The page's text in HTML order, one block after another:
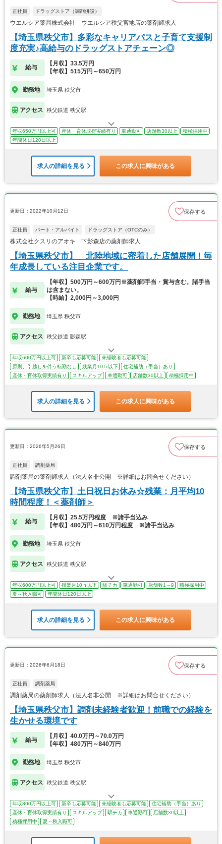
正社員 ドラッグストア（調剤併設）
ウエルシア薬局株式会社 ウエルシア秩父宮地店の薬剤師求人
【埼玉県秩父市】多彩なキャリアパスと子育て支援制
度充実♪高給与のドラッグストアチェーン◎
給与
【月収】33.5万円
【年収】515万円～650万円
勤務地 埼玉県 秩父市
アクセス 秩父鉄道 秩父駅
年収650万円以上可 産休・育休取得実績有り 車通勤可 店舗数30以上
積極採用中
年間休日120日以上
求人の詳細を見る この求人に興味がある
更新日：2022年10月12日 保存する
正社員 パート・アルバイト ドラッグストア（OTCのみ）
株式会社クスリのアオキ 下影森店の薬剤師求人
【埼玉県秩父市】 北陸地域に密着した店舗展開！毎
年成長している注目企業です。
給与
【年収】500万円～600万円※薬剤師手当・賞与含む。諸手当
は含まない。
【時給】2,000円～3,000円
勤務地 埼玉県 秩父市
アクセス 秩父鉄道 影森駅
年収600万円以上可 新卒も応募可能
未経験者も応募可能
原則、引越しを伴う転勤なし
残業月10ｈ以下
住宅補助（手当）あり
産休・育休取得実績有り
スキルアップ 車通勤可 店舗数30以上 積極採用中
求人の詳細を見る この求人に興味がある
更新日：2026年5月26日 保存する
正社員 調剤薬局
調剤薬局の薬剤師求人（法人名非公開 ※詳細はお問合せください）
【埼玉県秩父市】土日祝日お休み☆残業：月平均10
時間程度！＜薬剤師＞
給与
【月収】25.5万円程度 ※諸手当込み
【年収】480万円～610万円程度 ※諸手当込み
勤務地 埼玉県 秩父市
アクセス 秩父鉄道 秩父駅
年収600万円以上可 残業月10ｈ以下 駅チカ 車通勤可 店舗数1～9
積極採用中
夏～秋入職可
年間休日120日以上
求人の詳細を見る この求人に興味がある
更新日：2026年6月18日 保存する
正社員 調剤薬局
調剤薬局の薬剤師求人（法人名非公開 ※詳細はお問合せください）
【埼玉県秩父市】調剤未経験者歓迎！前職での経験を
生かせる環境です
給与
【月収】40.0万円～70.0万円
【年収】480万円～840万円
勤務地 埼玉県 秩父市
アクセス 秩父鉄道 秩父駅
年収800万円以上可 新卒も応募可能 未経験者も応募可能
住宅補助（手当）あり
産休・育休取得実績有り
スキルアップ 駅チカ 車通勤可
店舗数30以上
積極採用中
夏～秋入職可